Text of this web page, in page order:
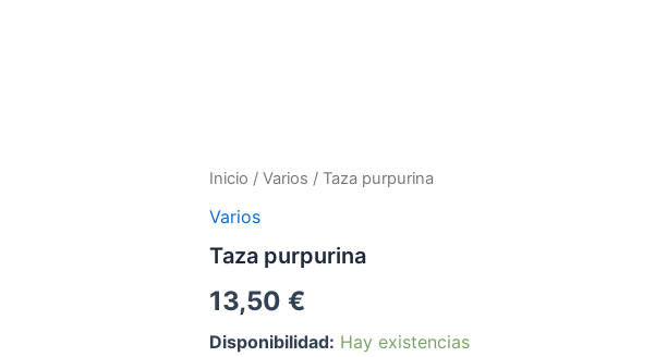
Inicio / Varios / Taza purpurina
Varios
Taza purpurina
13,50 €
Disponibilidad: Hay existencias